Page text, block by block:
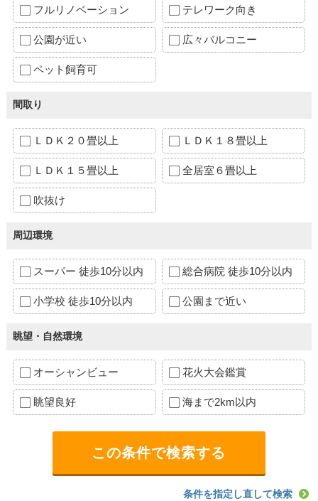
フルリノベーション テレワーク向き
公園が近い 広々バルコニー
ペット飼育可
間取り
ＬＤＫ２０畳以上 ＬＤＫ１８畳以上
ＬＤＫ１５畳以上 全居室６畳以上
吹抜け
周辺環境
スーパー 徒歩10分以内 総合病院 徒歩10分以内
小学校 徒歩10分以内 公園まで近い
眺望・自然環境
オーシャンビュー 花火大会鑑賞
眺望良好 海まで2km以内
条件を指定し直して検索